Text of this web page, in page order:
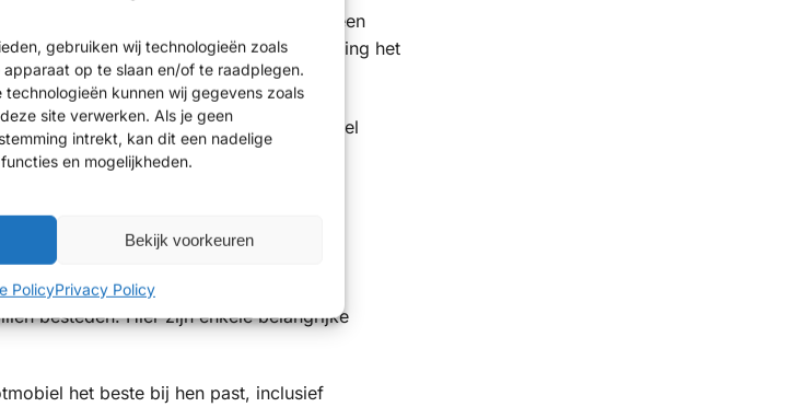
gebruiken wij technologieën zoals
op te slaan en/of te raadplegen.
kunnen wij gegevens zoals
site verwerken. Als je geen
intrekt, kan dit een nadelige
en mogelijkheden.
Bekijk voorkeuren
PolicyPrivacy Policy
een indicatie, vaak door middel van een
om te begrijpen welke ondersteuning het
een vergoeding voor de scootmobiel
en de situatie van de aanvrager.
voor mensen om hun zorg en
mate van vrijheid en controle aan de
besteden. Hier zijn enkele belangrijke
het beste bij hen past, inclusief